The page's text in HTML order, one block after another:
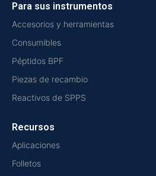
Para sus instrumentos
Accesorios y herramientas
Consumibles
Péptidos BPF
Piezas de recambio
Reactivos de SPPS
Recursos
Aplicaciones
Folletos